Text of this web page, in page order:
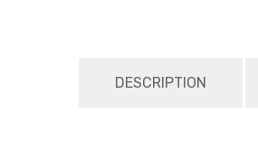
DESCRIPTION